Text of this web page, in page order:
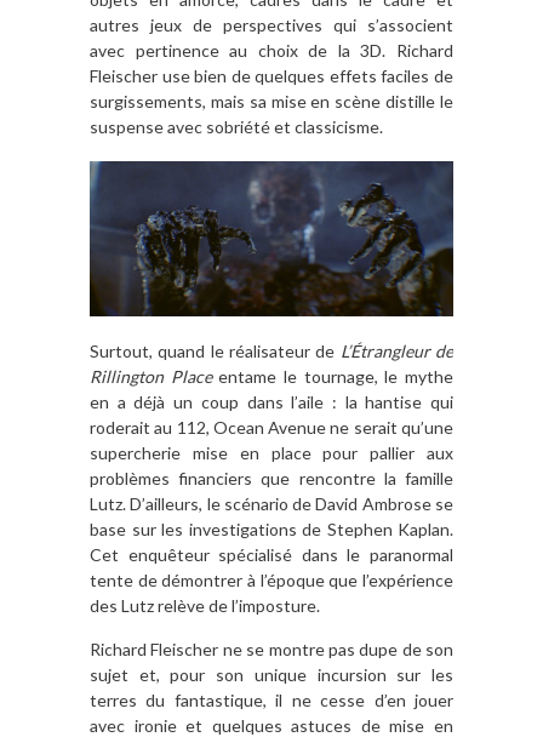
autres jeux de perspectives qui s’associent
avec pertinence au choix de la 3D. Richard
Fleischer use bien de quelques effets faciles de
surgissements, mais sa mise en scène distille le
suspense avec sobriété et classicisme.
Surtout, quand le réalisateur de L’Étrangleur de
Rillington Placeentame le tournage, le mythe
en a déjà un coup dans l’aile : la hantise qui
roderait au 112, Ocean Avenue ne serait qu’une
supercherie mise en place pour pallier aux
problèmes financiers que rencontre la famille
Lutz. D’ailleurs, le scénario de David Ambrose se
base sur les investigations de Stephen Kaplan.
Cet enquêteur spécialisé dans le paranormal
tente de démontrer à l’époque que l’expérience
des Lutz relève de l’imposture.
Richard Fleischer ne se montre pas dupe de son
sujet et, pour son unique incursion sur les
terres du fantastique, il ne cesse d’en jouer
avec ironie et quelques astuces de mise en